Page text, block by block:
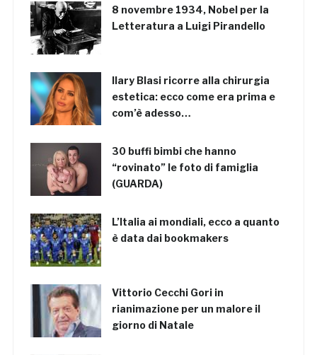
8 novembre 1934, Nobel per la
Letteratura a Luigi Pirandello
Ilary Blasi ricorre alla chirurgia
estetica: ecco come era prima e
com’è adesso…
30 buffi bimbi che hanno
“rovinato” le foto di famiglia
(GUARDA)
L’Italia ai mondiali, ecco a quanto
è data dai bookmakers
Vittorio Cecchi Gori in
rianimazione per un malore il
giorno di Natale